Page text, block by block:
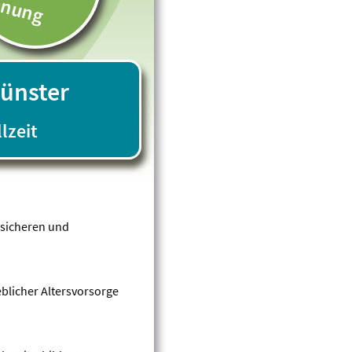
und
Altersvorsorge